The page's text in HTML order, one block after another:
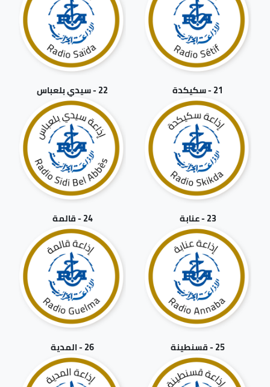
21 - سكيكدة 22 - سيدي بلعباس
23 - عنابة 24 - قالمة
25 - قسنطينة 26 - المدية